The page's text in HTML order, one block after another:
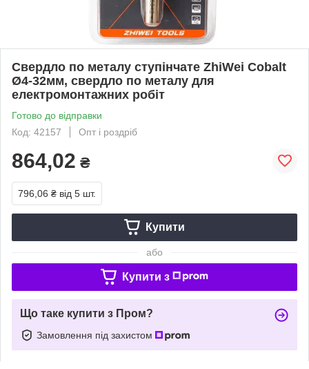
Свердло по металу ступінчате ZhiWei Cobalt
Ø4-32мм, свердло по металу для
електромонтажних робіт
Готово до відправки
Код: 42157
Опт і роздріб
864,02 ₴
796,06 ₴ від 5 шт.
Купити
або
Купити з
Що таке купити з Пром?
Замовлення під захистом